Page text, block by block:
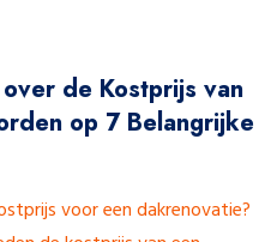
de Kostprijs van
op 7 Belangrijke
voor een dakrenovatie?